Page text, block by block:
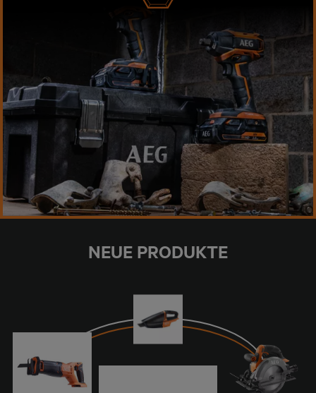
NEUE PRODUKTE